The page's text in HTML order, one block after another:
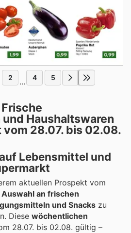
2 ... 4 5
Haushaltswaren
vom 28.07. bis 02.08.
Lebensmittel und
aktuellen Prospekt vom
an frischen
und Snacks zu
Diese wöchentlichen
28.07. bis 02.08. gültig –